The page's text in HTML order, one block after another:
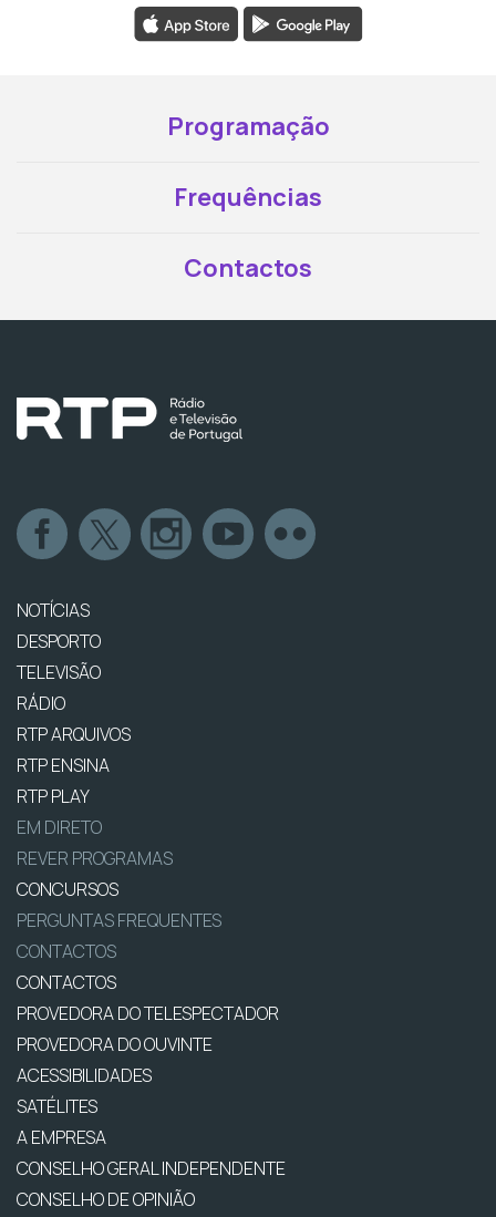
Programação
Frequências
Contactos
NOTÍCIAS
DESPORTO
TELEVISÃO
RÁDIO
RTP ARQUIVOS
RTP ENSINA
RTP PLAY
EM DIRETO
REVER PROGRAMAS
CONCURSOS
PERGUNTAS FREQUENTES
CONTACTOS
CONTACTOS
PROVEDORA DO TELESPECTADOR
PROVEDORA DO OUVINTE
ACESSIBILIDADES
SATÉLITES
A EMPRESA
CONSELHO GERAL INDEPENDENTE
CONSELHO DE OPINIÃO